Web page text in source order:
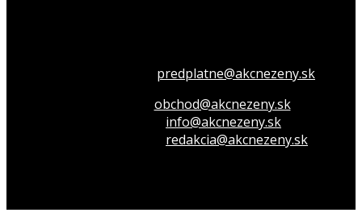
predplatne@akcnezeny.sk
obchod@akcnezeny.sk
info@akcnezeny.sk
redakcia@akcnezeny.sk